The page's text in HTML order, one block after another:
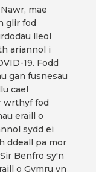
mae
glir fod
lleol
ariannol i
19. Fodd
gan fusnesau
cael
wrthyf fod
eraill o
sydd ei
ddeall pa mor
Benfro sy'n
o Gymru yn